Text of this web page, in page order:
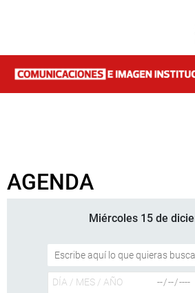
AGENDA
Miércoles 15 de